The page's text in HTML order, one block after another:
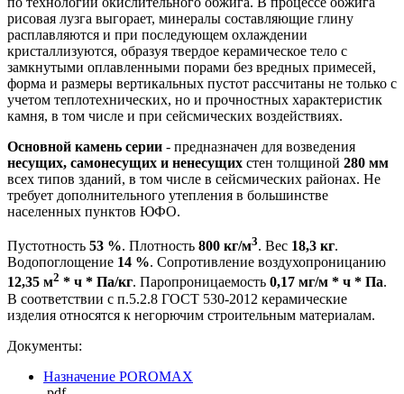
рисовая лузга выгорает, минералы составляющие глину
расплавляются и при последующем охлаждении
кристаллизуются, образуя твердое керамическое тело с
замкнутыми оплавленными порами без вредных примесей,
форма и размеры вертикальных пустот рассчитаны не только с
учетом теплотехнических, но и прочностных характеристик
камня, в том числе и при сейсмических воздействиях.
Основной камень серии - предназначен для возведения
несущих, самонесущих и ненесущих стен толщиной 280 мм
всех типов зданий, в том числе в сейсмических районах. Не
требует дополнительного утепления в большинстве
населенных пунктов ЮФО.
Пустотность 53 %. Плотность 800 кг/м3. Вес 18,3 кг.
Водопоглощение 14 %. Сопротивление воздухопроницанию
12,35 м2 * ч * Па/кг. Паропроницаемость 0,17 мг/м * ч * Па.
В соответствии с п.5.2.8 ГОСТ 530-2012 керамические
изделия относятся к негорючим строительным материалам.
Документы:
Назначение POROMAX